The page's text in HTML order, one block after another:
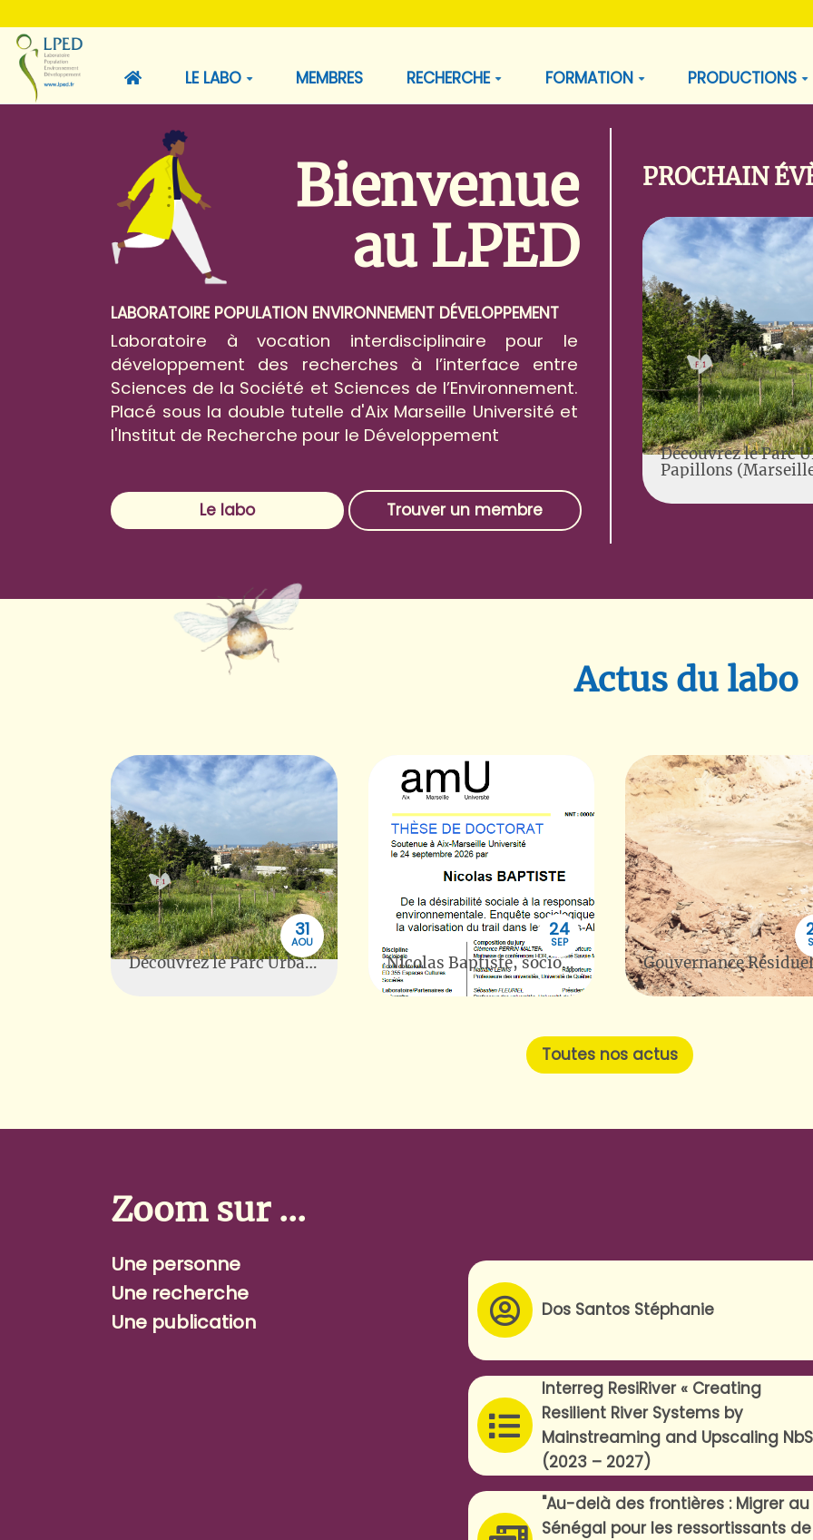
LE LABO MEMBRES RECHERCHE FORMATION PRODUCTIONS
Bienvenue
au LPED
LABORATOIRE POPULATION ENVIRONNEMENT DÉVELOPPEMENT
Laboratoire à vocation interdisciplinaire pour le
développement des recherches à l’interface entre
Sciences de la Société et Sciences de l’Environnement.
Placé sous la double tutelle d'Aix Marseille Université et
l'Institut de Recherche pour le Développement
Le labo Trouver un membre
PROCHAIN
Découvrez le Parc
Papillons
Actus du labo
31
AOU
Découvrez le Parc Urbain des Papillons (Marseille)
24
SEP
Nicolas Baptiste, sociologue, Ecologisation des événements sportifs dans les territoires ruraux de montagne
Toutes nos actus
Zoom sur ...
Une personne
Une recherche
Une publication
Dos Santos Stéphanie
Interreg ResiRiver « Creating
Resilient River Systems by
Mainstreaming and Upscaling
(2023 – 2027)
"Au-delà des frontières : Migrer au
Sénégal pour les ressortissants de